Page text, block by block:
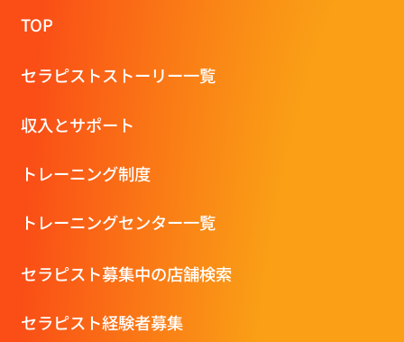
TOP
セラピストストーリー一覧
収⼊とサポート
トレーニング制度
トレーニングセンター一覧
セラピスト募集中の店舗検索
セラピスト経験者募集